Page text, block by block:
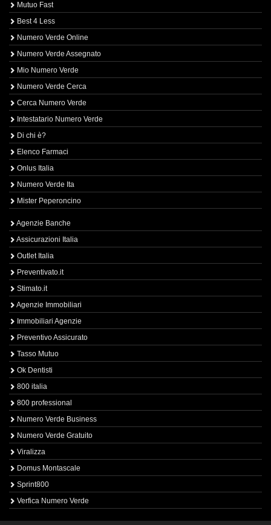
Mutuo Fast
Best 4 Less
Numero Verde Online
Numero Verde Assegnato
Mio Numero Verde
Numero Verde Cerca
Cerca Numero Verde
Intestatario Numero Verde
Di chi è?
Elenco Farmaci
Onlus Italia
Numero Verde Ita
Mister Peperoncino
Agenzie Banche
Assicurazioni Italia
Outlet Italia
Preventivato.it
Stimato.it
Agenzie Immobiliari
Immobiliari Agenzie
Preventivo Assicurato
Tasso Mutuo
Ok Dentisti
800 italia
800 professional
Numero Verde Business
Numero Verde Gratuito
Viralizza
Domus Montascale
Sprint800
Verfica Numero Verde